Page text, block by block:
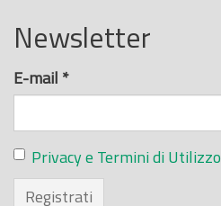
Newsletter
E-mail *
Privacy e Termini di Utilizzo
Registrati